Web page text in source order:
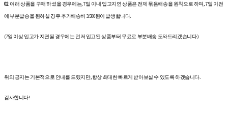
02여러 상품을 구매 하셨을 경우에는, 7일 이내 입고지연 상품은 전제 묶음배송을 원칙으로 하며, 7일 이전
에 부분발송을 원하실 경우 추가배송비 3.500원이 발생합니다.
(7일 이상 입고가 지연될 경우에는 먼저 입고된 상품부터 무료로 부분배송 도와드리겠습니다.)
위의 공지는 기본적으로 안내를 드렸지만, 항상 최대한 빠르게 받아보실 수 있도록 하겠습니다.
감사합니다!